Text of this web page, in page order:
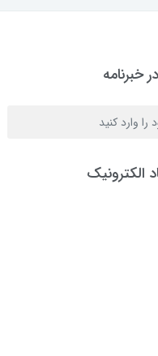
خبرنامه
الکترونیک